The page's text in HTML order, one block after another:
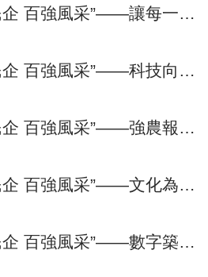
“首善民企 百強風采”——讓每一次消費産生幸福感：值得買科技的“值得”之路
“首善民企 百強風采”——科技向善，教育向暖：好未來的教育創新之路
“首善民企 百強風采”——強農報國，種業芯聲：大北農的科技興農之路
“首善民企 百強風采”——文化為魂，科技為翼：華熙國際的民族自信之路
“首善民企 百強風采”——數字築基，AI向實：東華軟體的新質生産力之路